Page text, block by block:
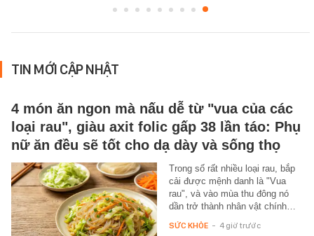
TIN MỚI CẬP NHẬT
4 món ăn ngon mà nấu dễ từ "vua của các
loại rau", giàu axit folic gấp 38 lần táo: Phụ
nữ ăn đều sẽ tốt cho dạ dày và sống thọ
Trong số rất nhiều loại rau, bắp
cải được mệnh danh là "Vua
rau", và vào mùa thu đông nó
dần trở thành nhân vật chính…
SỨC KHỎE - 4 giờ trước